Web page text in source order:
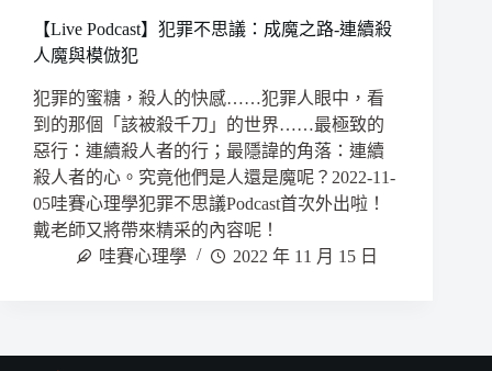
【Live Podcast】犯罪不思議：成魔之路-連續殺
人魔與模倣犯
犯罪的蜜糖，殺人的快感……犯罪人眼中，看
到的那個「該被殺千刀」的世界……最極致的
惡行：連續殺人者的行；最隱諱的角落：連續
殺人者的心。究竟他們是人還是魔呢？2022-11-
05哇賽心理學犯罪不思議Podcast首次外出啦！
戴老師又將帶來精采的內容呢！
哇賽心理學
2022 年 11 月 15 日